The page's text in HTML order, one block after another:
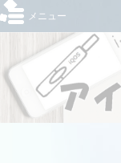
メニュー